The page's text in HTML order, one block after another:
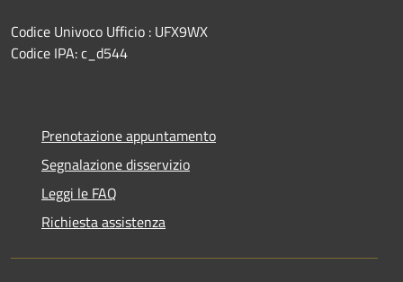
Codice Univoco Ufficio : UFX9WX
Codice IPA: c_d544
Prenotazione appuntamento
Segnalazione disservizio
Leggi le FAQ
Richiesta assistenza